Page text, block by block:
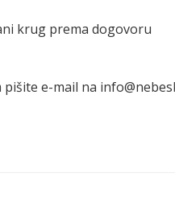
krug prema dogovoru
e-mail na